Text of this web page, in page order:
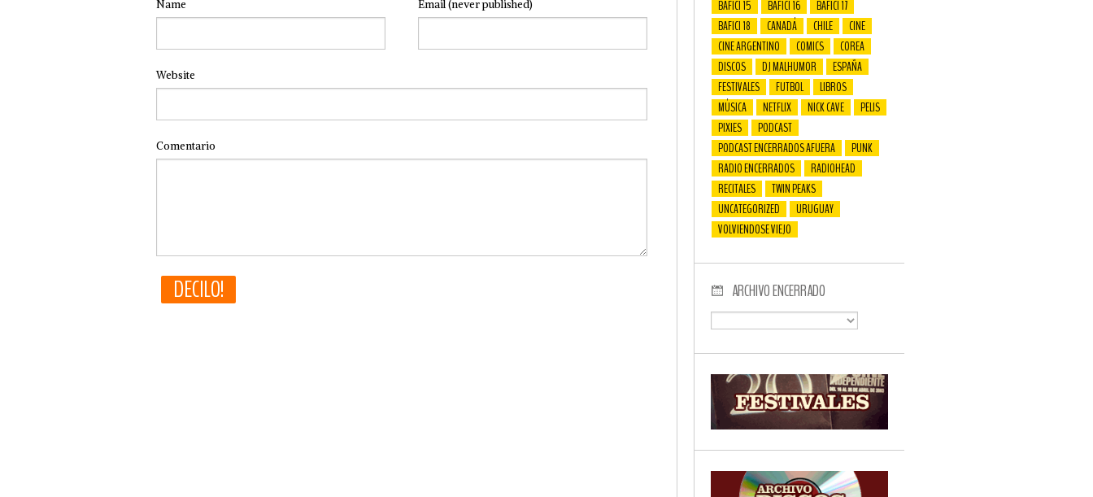
Name Email(never published)
Website
Comentario
BAFICI 15
BAFICI 16
BAFICI 17
BAFICI 18
CANADÁ CHILE
CINE
CINE ARGENTINO
COMICS
COREA
DISCOS
DJ MALHUMOR
ESPAÑA
FESTIVALES
FUTBOL
LIBROS
MÚSICA
NETFLIX NICK CAVE
PELIS
PIXIES
PODCAST
PODCAST ENCERRADOS AFUERA
PUNK
RADIO ENCERRADOS
RADIOHEAD
RECITALES
TWIN PEAKS
UNCATEGORIZED
URUGUAY
VOLVIENDOSE VIEJO
ARCHIVO ENCERRADO